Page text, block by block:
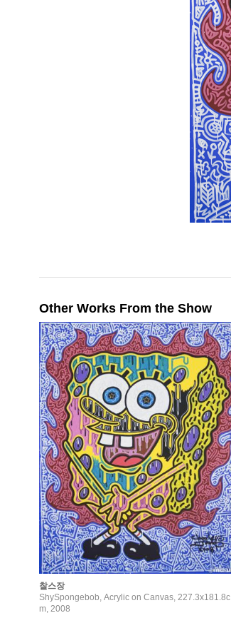
Other Works From the Show
찰스장
ShySpongebob, Acrylic on Canvas, 227.3x181.8c
m, 2008